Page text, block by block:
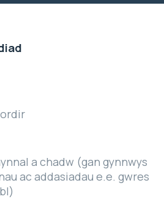
a chadw (gan gynnwys
ac addasiadau e.e. gwres